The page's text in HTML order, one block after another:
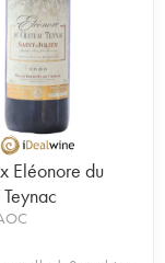
Eléonore du